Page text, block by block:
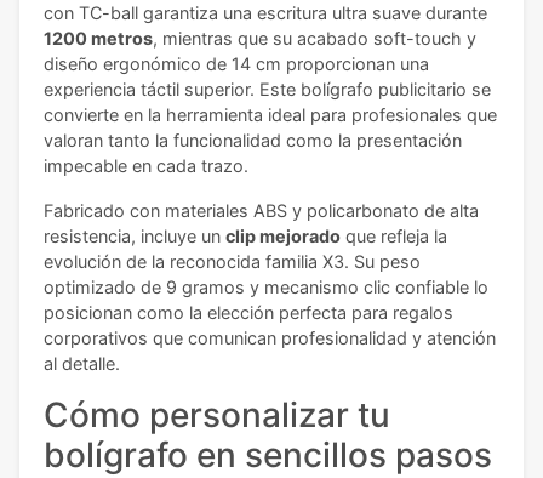
con TC-ball garantiza una escritura ultra suave durante
1200 metros, mientras que su acabado soft-touch y
diseño ergonómico de 14 cm proporcionan una
experiencia táctil superior. Este bolígrafo publicitario se
convierte en la herramienta ideal para profesionales que
valoran tanto la funcionalidad como la presentación
impecable en cada trazo.
Fabricado con materiales ABS y policarbonato de alta
resistencia, incluye un clip mejorado que refleja la
evolución de la reconocida familia X3. Su peso
optimizado de 9 gramos y mecanismo clic confiable lo
posicionan como la elección perfecta para regalos
corporativos que comunican profesionalidad y atención
al detalle.
Cómo personalizar tu
bolígrafo en sencillos pasos